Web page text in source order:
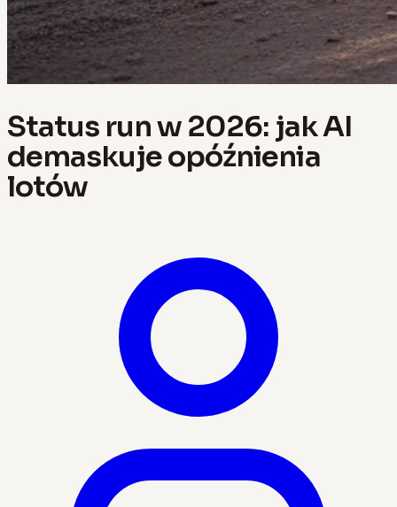
Status run w 2026: jak AI
demaskuje opóźnienia
lotów